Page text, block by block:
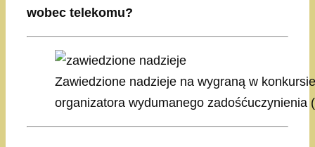
wobec telekomu?
Zawiedzione nadzieje na wygraną w
organizatora wydumanego zadośćuczynienia